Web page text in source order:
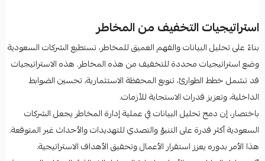
استراتيجيات التخفيف من المخاطر
بناءً على تحليل البيانات والفهم العميق للمخاطر، تستطيع الشركات السعودية
وضع استراتيجيات محددة للتخفيف من هذه المخاطر. هذه الاستراتيجيات
قد تشمل خطط الطوارئ، تنويع المحفظة الاستثمارية، تحسين الضوابط
الداخلية، وتعزيز قدرات الاستجابة للأزمات.
باختصار، إن دمج تحليل البيانات في عملية إدارة المخاطر يجعل الشركات
السعودية أكثر قدرة على التنبؤ والتصدي للتهديدات والأحداث غير المتوقعة.
هذا الأمر بدوره يعزز استقرار الأعمال وتحقيق الأهداف الاستراتيجية.